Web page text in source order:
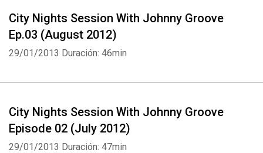
City Nights Session With Johnny Groove
Ep.03 (August 2012)
29/01/2013 Duración: 46min
City Nights Session With Johnny Groove
Episode 02 (July 2012)
29/01/2013 Duración: 47min